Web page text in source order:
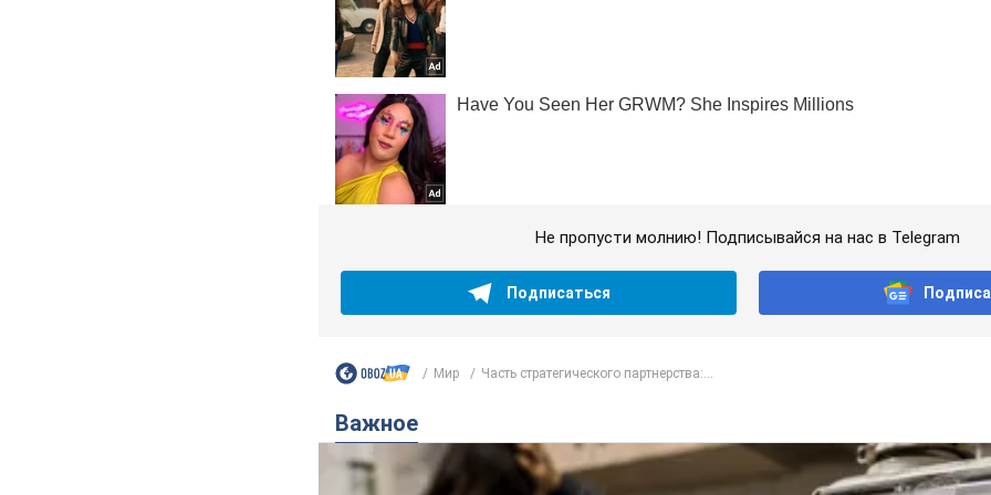
Не пропусти молнию! Подписывайся на нас в Telegram
Подписаться
Мир Часть стратегического партнерства:...
Важное